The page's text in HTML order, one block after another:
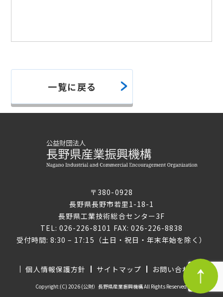
一覧に戻る
〒380-0928
長野県長野市若里1-18-1
長野県工業技術総合センター3F
TEL: 026-226-8101 FAX: 026-226-8838
受付時間: 8:30 – 17:15（土日・祝日・年末年始を除く）
個人情報保護方針 サイトマップ お問い合わせ
Copyright:(C) 2026 (公財）長野県産業振興機構 All Rights Reserved.